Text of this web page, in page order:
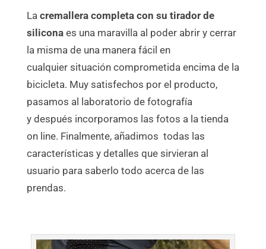
La cremallera completa con su tirador de
siliconaes una maravilla al poder abrir y cerrar
la misma de una manera fácil en
cualquier situación comprometida encima de la
bicicleta. Muy satisfechos por el producto,
pasamos al laboratorio de fotografía
y después incorporamos las fotos a la tienda
on line. Finalmente, añadimos todas las
características y detalles que sirvieran al
usuario para saberlo todo acerca de las
prendas.